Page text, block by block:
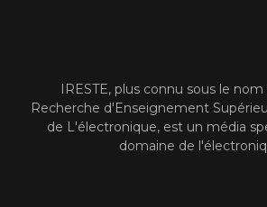
IRESTE, plus connu sous le
Recherche d'Enseignement
de L'électronique, est un média
domaine de